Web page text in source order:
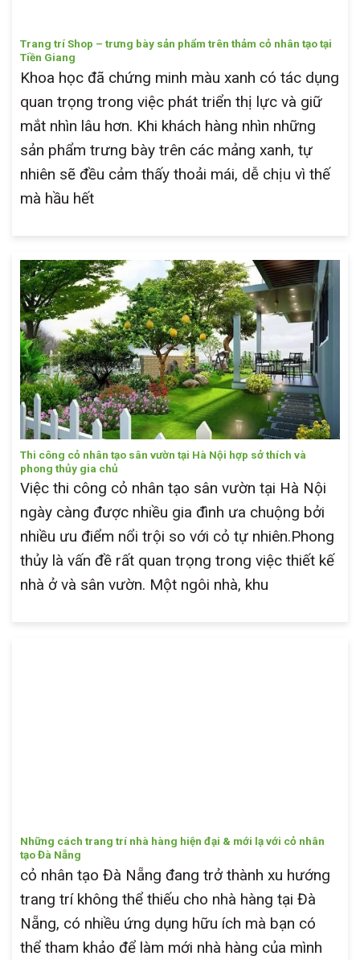
Trang trí Shop – trưng bày sản phẩm trên thảm cỏ nhân tạo tại
Tiền Giang
Khoa học đã chứng minh màu xanh có tác dụng
quan trọng trong việc phát triển thị lực và giữ
mắt nhìn lâu hơn. Khi khách hàng nhìn những
sản phẩm trưng bày trên các mảng xanh, tự
nhiên sẽ đều cảm thấy thoải mái, dễ chịu vì thế
mà hầu hết
Thi công cỏ nhân tạo sân vườn tại Hà Nội hợp sở thích và
phong thủy gia chủ
Việc thi công cỏ nhân tạo sân vườn tại Hà Nội
ngày càng được nhiều gia đình ưa chuộng bởi
nhiều ưu điểm nổi trội so với cỏ tự nhiên.Phong
thủy là vấn đề rất quan trọng trong việc thiết kế
nhà ở và sân vườn. Một ngôi nhà, khu
Những cách trang trí nhà hàng hiện đại & mới lạ với cỏ nhân
tạo Đà Nẵng
cỏ nhân tạo Đà Nẵng đang trở thành xu hướng
trang trí không thể thiếu cho nhà hàng tại Đà
Nẵng, có nhiều ứng dụng hữu ích mà bạn có
thể tham khảo để làm mới nhà hàng của mình